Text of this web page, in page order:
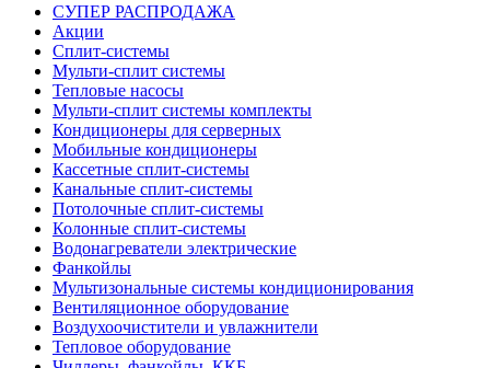
СУПЕР РАСПРОДАЖА
Акции
Сплит-системы
Мульти-сплит системы
Тепловые насосы
Мульти-сплит системы комплекты
Кондиционеры для серверных
Мобильные кондиционеры
Кассетные сплит-системы
Канальные сплит-системы
Потолочные сплит-системы
Колонные сплит-системы
Водонагреватели электрические
Фанкойлы
Мультизональные системы кондиционирования
Вентиляционное оборудование
Воздухоочистители и увлажнители
Тепловое оборудование